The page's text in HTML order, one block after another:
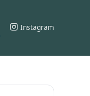
Instagram